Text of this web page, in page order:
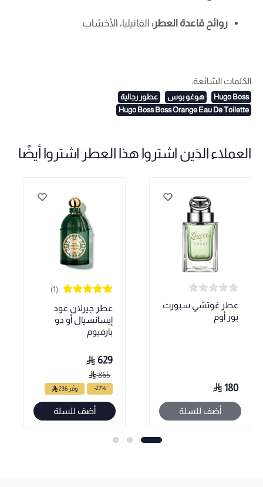
روائح قاعدة العطر: الفانيليا، الأخشاب
الكلمات الشائعة:
Hugo Boss هوغو بوس
عطور رجالية
Hugo Boss Boss Orange Eau De Toilette
العملاء الذين اشتروا هذا العطر اشتروا أيضًا
عطر غوتشي سبورت
بور أوم
180
أضف للسلة
(1)
عطر جيرلان عود
إيسانسيال أو دو
بارفيوم
629
865
-27% وفّر 236
أضف للسلة